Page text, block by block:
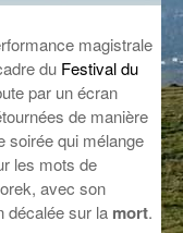
magistrale
du Festival du
par un écran
de manière
soirée qui mélange
les mots de
avec son
décalée sur la mort.